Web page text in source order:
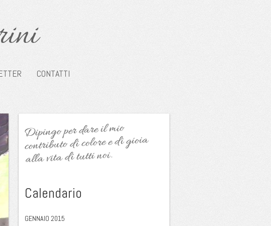
CONTATTI
Dipingo per dare il mio
contributo di colore e di gioia
alla vita di tutti noi.
Calendario
GENNAIO 2015